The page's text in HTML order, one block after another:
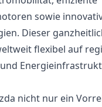
sowie
Dieser
flexibel auf
nicht nur ein